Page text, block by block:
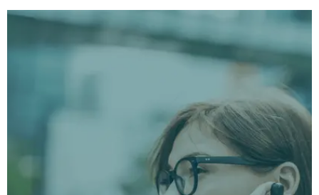
3 Einzigartige Sitzungsarten
Tauch ein in ein tiefes,
veränderndes Erlebnis.
Kurze Version:Ideal für die hektischen Tage,